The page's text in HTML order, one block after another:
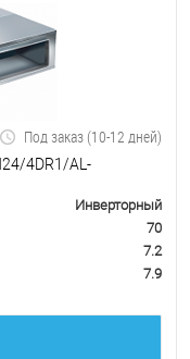
Под заказ (10-12 дней)
4DR1/AL-
Инверторный
70
7.2
7.9